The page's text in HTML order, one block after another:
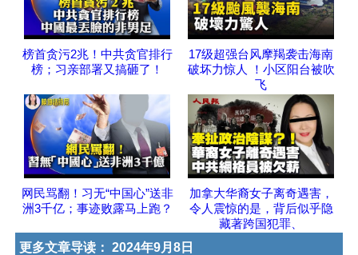
榜首贪污2兆！中共贪官排行
榜；习亲部署又搞砸了！
17级超强台风摩羯袭击海南
破坏力惊人 ！小区阳台被吹
飞
网民骂翻！习无“中国心”送非
洲3千亿；事迹败露马上跑？
加拿大华裔女子离奇遇害，
令人震惊的是，背后似乎隐
藏著跨国犯罪、
更多文章导读： 2024年9月8日